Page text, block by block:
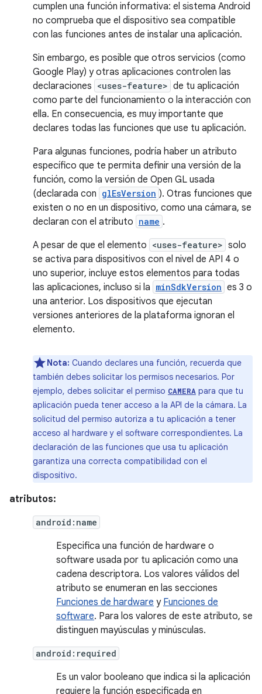
cumplen una función informativa: el sistema Android
no comprueba que el dispositivo sea compatible
con las funciones antes de instalar una aplicación.
Sin embargo, es posible que otros servicios (como
Google Play) y otras aplicaciones controlen las
declaraciones <uses-feature> de tu aplicación
como parte del funcionamiento o la interacción con
ella. En consecuencia, es muy importante que
declares todas las funciones que use tu aplicación.
Para algunas funciones, podría haber un atributo
específico que te permita definir una versión de la
función, como la versión de Open GL usada
(declarada con glEsVersion ). Otras funciones que
existen o no en un dispositivo, como una cámara, se
declaran con el atributo name .
A pesar de que el elemento <uses-feature> solo
se activa para dispositivos con el nivel de API 4 o
uno superior, incluye estos elementos para todas
las aplicaciones, incluso si la minSdkVersion es 3 o
una anterior. Los dispositivos que ejecutan
versiones anteriores de la plataforma ignoran el
elemento.
Nota: Cuando declares una función, recuerda que
también debes solicitar los permisos necesarios. Por
ejemplo, debes solicitar el permiso CAMERA para que tu
aplicación pueda tener acceso a la API de la cámara. La
solicitud del permiso autoriza a tu aplicación a tener
acceso al hardware y el software correspondientes. La
declaración de las funciones que usa tu aplicación
garantiza una correcta compatibilidad con el
dispositivo.
atributos:
android:name
Especifica una función de hardware o
software usada por tu aplicación como una
cadena descriptora. Los valores válidos del
atributo se enumeran en las secciones
Funciones de hardware y Funciones de
software. Para los valores de este atributo, se
distinguen mayúsculas y minúsculas.
android:required
Es un valor booleano que indica si la aplicación
requiere la función especificada en